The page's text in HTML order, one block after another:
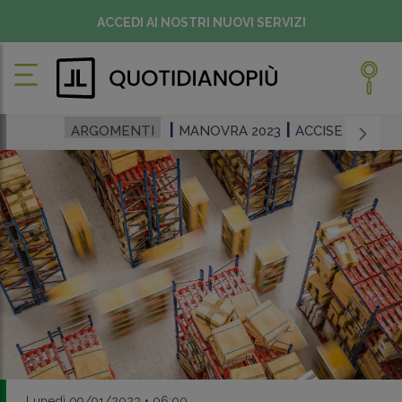
ACCEDI AI NOSTRI NUOVI SERVIZI
ARGOMENTI MANOVRA 2023 ACCISE